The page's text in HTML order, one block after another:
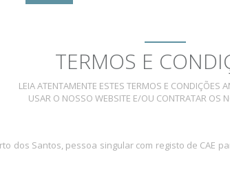
TERMOS E
LEIA ATENTAMENTE ESTES TERMOS E CONDIÇÕES
USAR O NOSSO WEBSITE E/OU CONTRATAR OS
dos Santos, pessoa singular com registo de CAE